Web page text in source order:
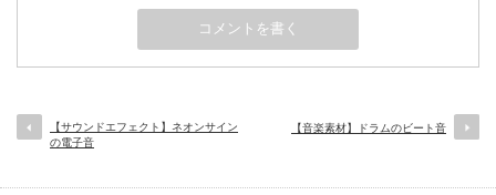
【サウンドエフェクト】ネオンサイン
の電子音
【音楽素材】ドラムのビート音